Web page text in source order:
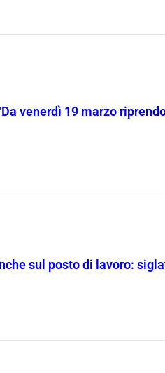
venerdì 19 marzo
sul posto di lavoro: